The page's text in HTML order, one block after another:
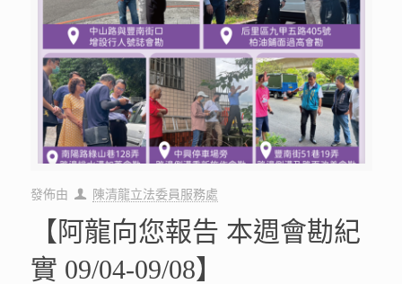
發佈由 陳清龍立法委員服務處
【阿龍向您報告 本週會勘紀
實 09/04-09/08】